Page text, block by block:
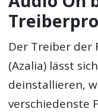
Der Treiber der
(Azalia) lässt
deinstallieren,
verschiedenste